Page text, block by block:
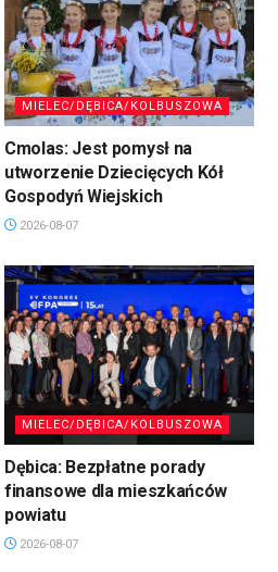
MIELEC/DĘBICA/KOLBUSZOWA
Cmolas: Jest pomysł na
utworzenie Dziecięcych Kół
Gospodyń Wiejskich
2026-08-07
MIELEC/DĘBICA/KOLBUSZOWA
Dębica: Bezpłatne porady
finansowe dla mieszkańców
powiatu
2026-08-07